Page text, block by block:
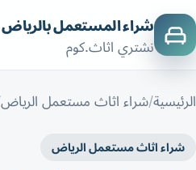
شراء المستعمل بالرياض
نشتري اثاث.كوم
الرئيسية شراء اثاث مستعمل الرياض
شراء اثاث مستعمل الرياض